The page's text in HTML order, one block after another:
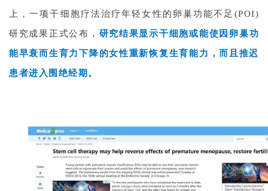
关
于
们
上，一项干细胞疗法治疗年轻女性的卵巢功能不足(POI)
研究成果正式公布， 研究结果显示干细胞或能使因卵巢功
能早衰而生育力下降的女性重新恢复生育能力，而且推迟
患者进入围绝经期。